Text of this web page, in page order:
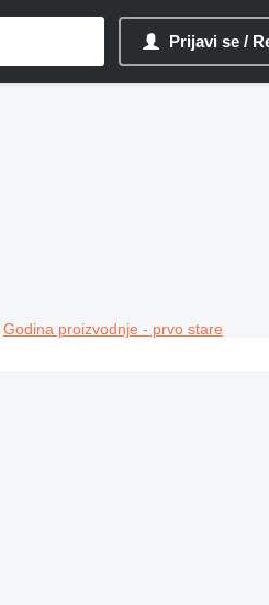
Prijavi se /
Godina proizvodnje - prvo stare